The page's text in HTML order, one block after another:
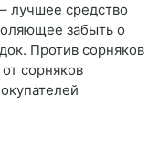
лучшее средство
забыть о
Против сорняков
сорняков